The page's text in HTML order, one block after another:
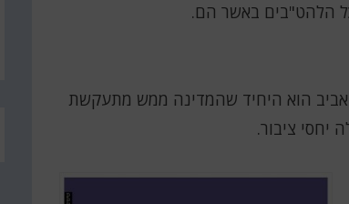
הלהט"בים באשר הם.
הוא היחיד שהמדינה ממש מתעקשת
יחסי ציבור.